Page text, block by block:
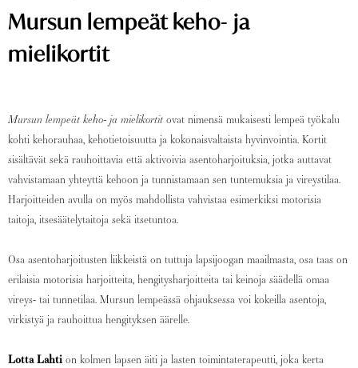
Mursun lempeät keho- ja
mielikortit
Mursun lempeät keho- ja mielikortit ovat nimensä mukaisesti lempeä työkalu
kohti kehorauhaa, kehotietoisuutta ja kokonaisvaltaista hyvinvointia. Kortit
sisältävät sekä rauhoittavia että aktivoivia asentoharjoituksia, jotka auttavat
vahvistamaan yhteyttä kehoon ja tunnistamaan sen tuntemuksia ja vireystilaa.
Harjoitteiden avulla on myös mahdollista vahvistaa esimerkiksi motorisia
taitoja, itsesäätelytaitoja sekä itsetuntoa.
Osa asentoharjoitusten liikkeistä on tuttuja lapsijoogan maailmasta, osa taas on
erilaisia motorisia harjoitteita, hengitysharjoitteita tai keinoja säädellä omaa
vireys- tai tunnetilaa. Mursun lempeässä ohjauksessa voi kokeilla asentoja,
virkistyä ja rauhoittua hengityksen äärelle.
Lotta Lahti on kolmen lapsen äiti ja lasten toimintaterapeutti, joka kerta